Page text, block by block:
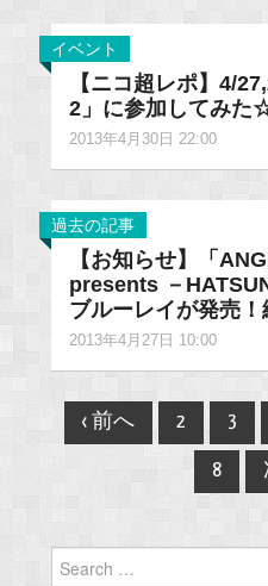
イベント
【ニコ超レポ】4/
2」に参加してみた
2013年4月30日 22:00
過去の記事
【お知らせ】「
presents －
ブルーレイが発売！
2013年4月27日 10:00
Post
navigation
‹ 前へ 2 3
8
for: